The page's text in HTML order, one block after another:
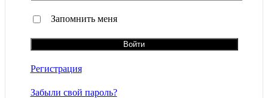
Запомнить меня
Регистрация
Забыли свой пароль?